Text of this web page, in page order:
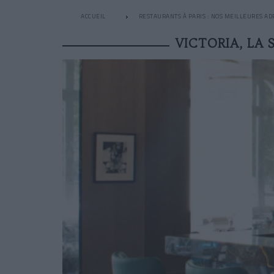
ACCUEIL RESTAURANTS À PARIS : NOS MEILLEURES
VICTORIA, LA